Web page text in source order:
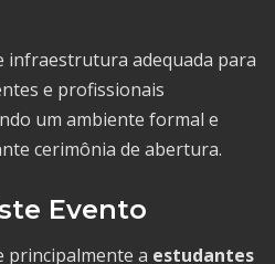
infraestrutura adequada para
e profissionais
um ambiente formal e
cerimônia de abertura.
Evento
principalmente a estudantes